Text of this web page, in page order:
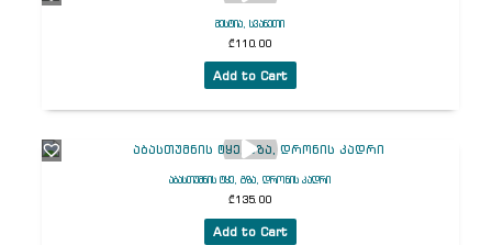
მესტია, სვანეთი
₾110.00
Add to Cart
აბასთუმნის ტყე, გზა, დრონის კადრი
₾135.00
Add to Cart